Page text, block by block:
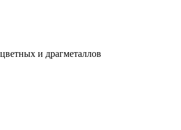
и драгметаллов